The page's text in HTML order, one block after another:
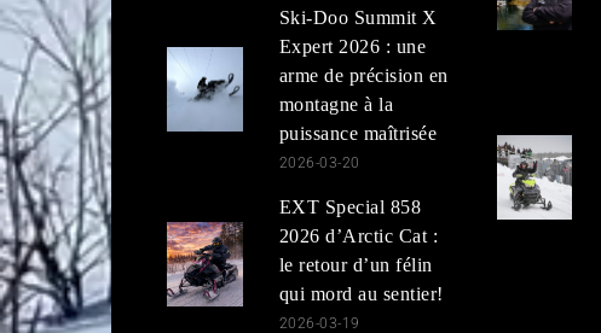
Ski-Doo Summit X
Expert 2026 : une
arme de précision en
montagne à la
puissance maîtrisée
2026-03-20
EXT Special 858
2026 d’Arctic Cat :
le retour d’un félin
qui mord au sentier!
2026-03-19